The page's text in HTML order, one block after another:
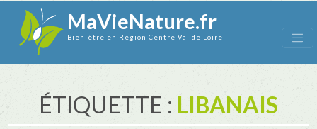
MaVieNature.fr
Bien-être en Région Centre-Val de Loire
ÉTIQUETTE : LIBANAIS